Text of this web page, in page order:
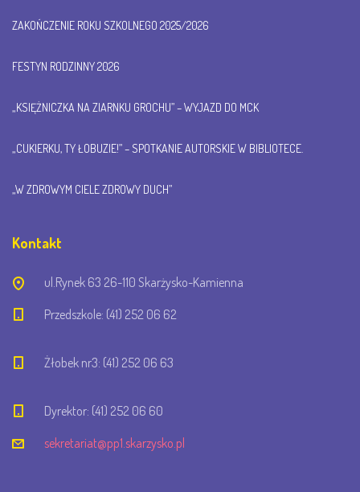
ZAKOŃCZENIE ROKU SZKOLNEGO 2025/2026
FESTYN RODZINNY 2026
„KSIĘŻNICZKA NA ZIARNKU GROCHU” – WYJAZD DO MCK
„CUKIERKU, TY ŁOBUZIE!” – SPOTKANIE AUTORSKIE W BIBLIOTECE.
„W ZDROWYM CIELE ZDROWY DUCH”
Kontakt
ul.Rynek 63 26-110 Skarżysko-Kamienna
Przedszkole: (41) 252 06 62
Żłobek nr3: (41) 252 06 63
Dyrektor: (41) 252 06 60
sekretariat@pp1.skarzysko.pl